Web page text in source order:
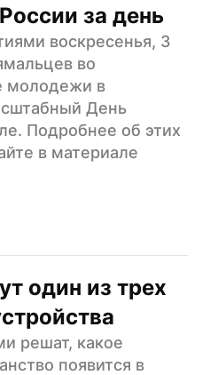
за день
воскресенья, 3
во
молодежи в
День
Подробнее об этих
в материале
один из трех
решат, какое
появится в